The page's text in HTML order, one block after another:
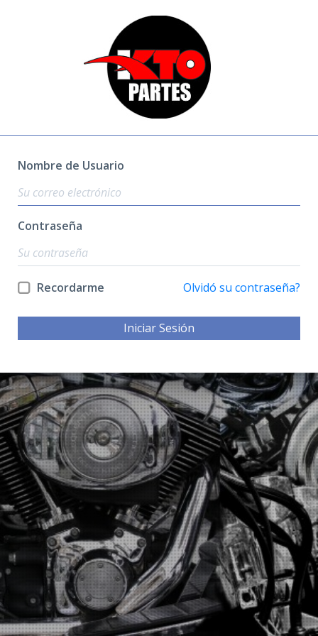
Nombre de Usuario
Contraseña
Recordarme Olvidó su contraseña?
Iniciar Sesión